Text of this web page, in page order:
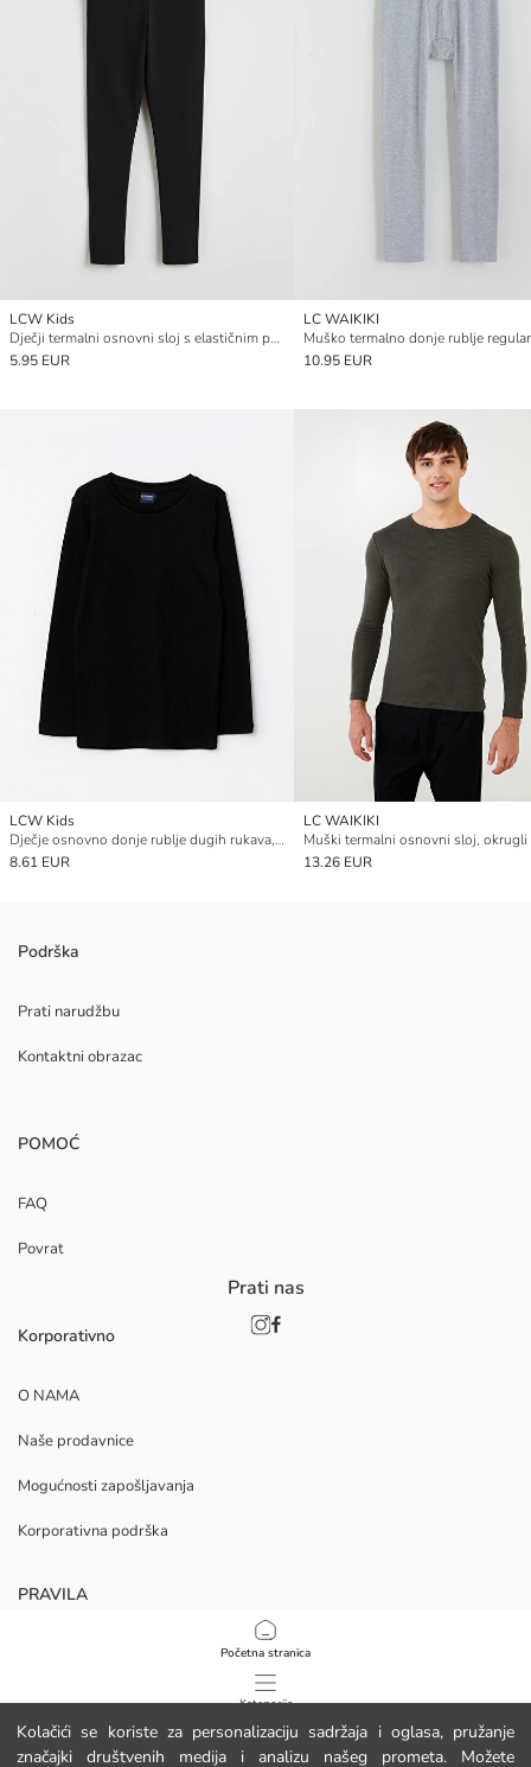
Kolačići se koriste za personalizaciju sadržaja i oglasa, pružanje
značajki društvenih medija i analizu našeg prometa. Možete
Početna stranica
Kategorije
Moja košarica
LCW Kids
Dječji termalni osnovni sloj s elastičnim pojasom
5.95 EUR
LC WAIKIKI
10.95 EUR
LCW Kids
Dječje osnovno donje rublje dugih rukava, okrugli izrez
8.61 EUR
LC WAIKIKI
13.26 EUR
Podrška
Prati narudžbu
Kontaktni obrazac
POMOĆ
FAQ
Povrat
Korporativno
O NAMA
Naše prodavnice
Mogućnosti zapošljavanja
Korporativna podrška
PRAVILA
Politika privatnosti i sigurnosti podataka
Uvjeti korištenja
Politika kolačića
Prati nas